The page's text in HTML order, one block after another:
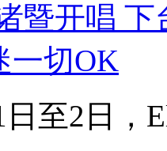
暨开唱
一切OK
日至2日，